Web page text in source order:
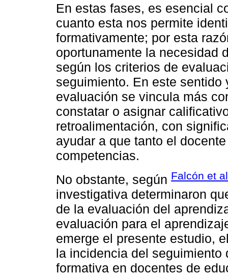
En estas fases, es esencial
cuanto esta nos permite
formativamente; por esta
oportunamente la necesidad
según los criterios de
seguimiento. En este sentido
evaluación se vincula más
constatar o asignar
retroalimentación, con
ayudar a que tanto el
competencias.
No obstante, según Falcón et
investigativa determinaron
de la evaluación del
evaluación para el
emerge el presente estudio,
la incidencia del
formativa en docentes de